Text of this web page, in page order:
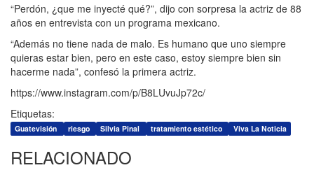
“Perdón, ¿que me inyecté qué?”, dijo con sorpresa la actriz de 88
años en entrevista con un programa mexicano.
“Además no tiene nada de malo. Es humano que uno siempre
quieras estar bien, pero en este caso, estoy siempre bien sin
hacerme nada”, confesó la primera actriz.
https://www.instagram.com/p/B8LUvuJp72c/
Etiquetas:
Guatevisión riesgo Silvia Pinal tratamiento estético Viva La Noticia
RELACIONADO